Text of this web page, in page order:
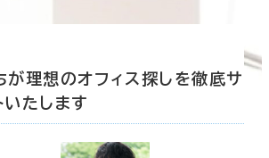
が理想のオフィス探しを徹底サ
いたします